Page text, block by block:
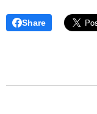
Share